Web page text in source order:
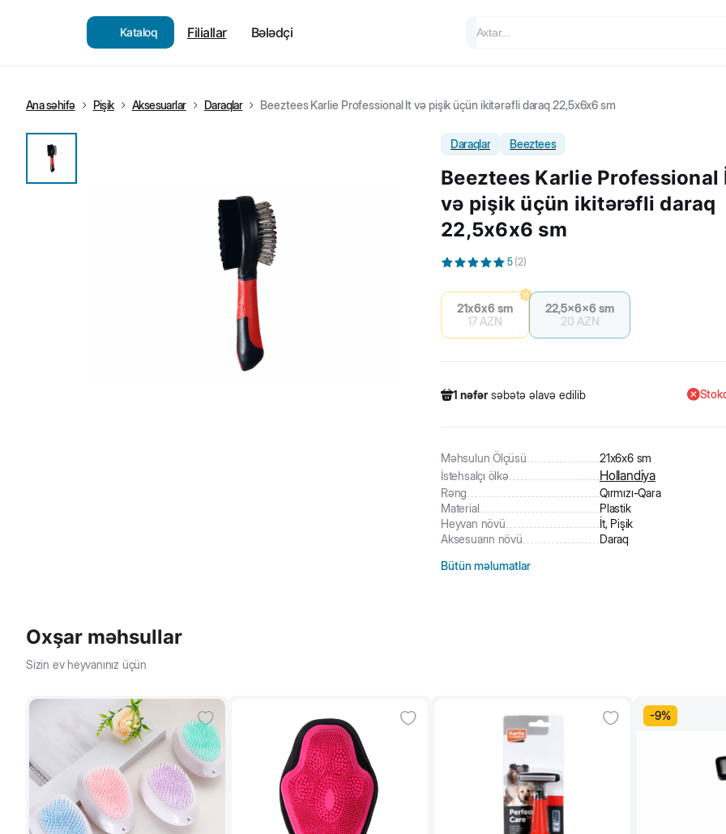
Kataloq Filiallar Bələdçi
Ana səhifə Pişik Aksesuarlar Daraqlar Beeztees Karlie Professional İt və pişik üçün ikitərəfli daraq 22,5x6x6 sm
Daraqlar Beeztees
Beeztees Karlie Professional
və pişik üçün ikitərəfli daraq
22,5x6x6 sm
5 (2)
1 nəfər səbətə əlavə edilib
1 nəfər səbətə əlavə edilib
21х6х6 sm
17 AZN
22,5x6x6 sm
20 AZN
Məhsulun Ölçüsü
21х6х6 sm
İstehsalçı ölkə
Hollandiya
Rəng
Qırmızı-Qara
Material
Plastik
Heyvan növü
İt, Pişik
Aksesuarın növü
Daraq
Bütün məlumatlar
Oxşar məhsullar
Sizin ev heyvanınız üçün
-9%